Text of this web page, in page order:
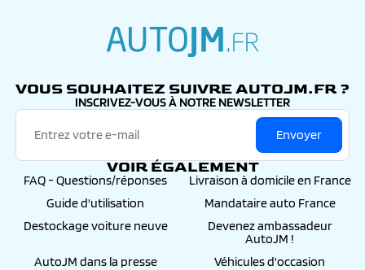
VOUS SOUHAITEZ SUIVRE AUTOJM.FR ?
INSCRIVEZ-VOUS À NOTRE NEWSLETTER
Envoyer
VOIR ÉGALEMENT
FAQ - Questions/réponses
Livraison à domicile en France
Guide d'utilisation
Mandataire auto France
Destockage voiture neuve
Devenez ambassadeur
AutoJM !
AutoJM dans la presse
Véhicules d'occasion